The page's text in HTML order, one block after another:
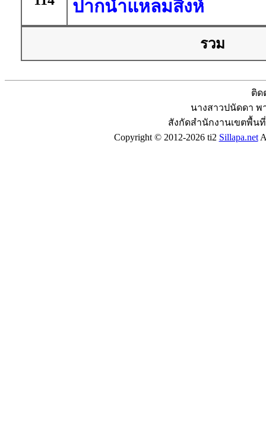
ปากน้ำแหลมสิงห์
รวม
ติด
นางสาวปนัดดา พ
สังกัดสำนักงานเขตพื้น
Copyright © 2012-2026 ti2 Sillapa.net